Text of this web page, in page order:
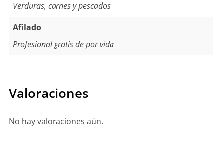
Verduras, carnes y pescados
Afilado
Profesional gratis de por vida
Valoraciones
No hay valoraciones aún.